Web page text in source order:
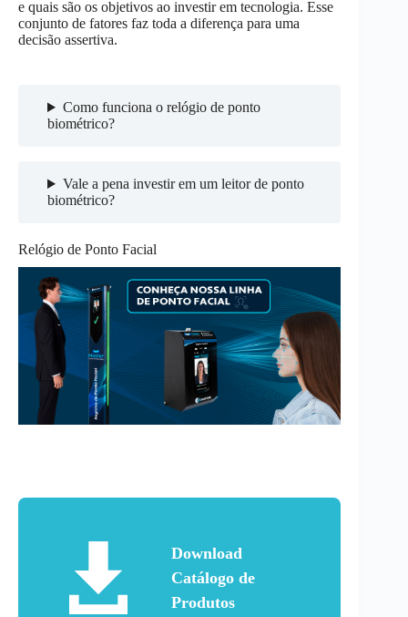
e quais são os objetivos ao investir em tecnologia. Esse
conjunto de fatores faz toda a diferença para uma
decisão assertiva.
Como funciona o relógio de ponto
biométrico?
Vale a pena investir em um leitor de ponto
biométrico?
Relógio de Ponto Facial
Download
Catálogo de
Produtos